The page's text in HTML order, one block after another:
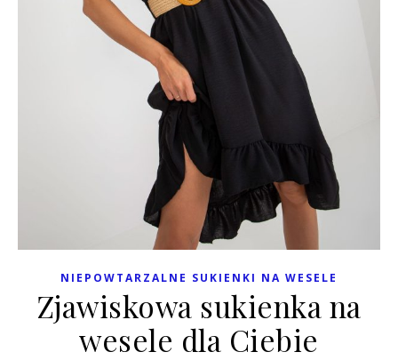
NIEPOWTARZALNE SUKIENKI NA WESELE
Zjawiskowa sukienka na
wesele dla Ciebie